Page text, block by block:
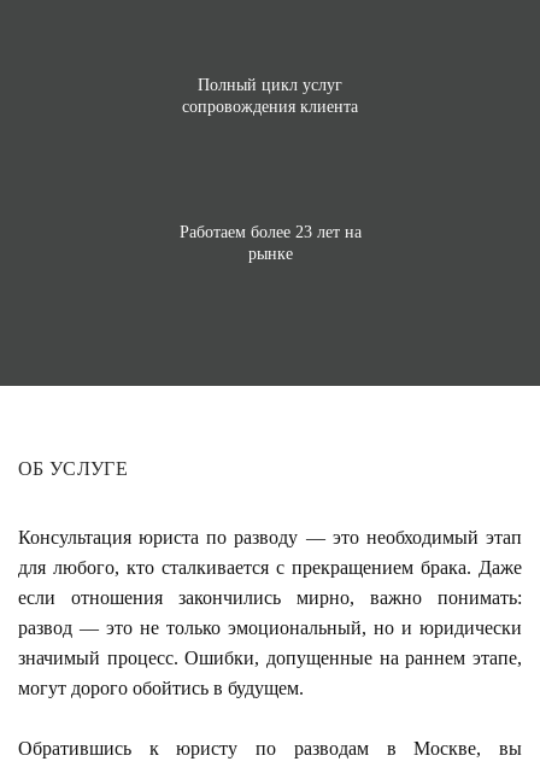
Полный цикл услуг
сопровождения клиента
Работаем более 23 лет на
рынке
ОБ УСЛУГЕ
Консультация юриста по разводу — это необходимый этап
для любого, кто сталкивается с прекращением брака. Даже
если отношения закончились мирно, важно понимать:
развод — это не только эмоциональный, но и юридически
значимый процесс. Ошибки, допущенные на раннем этапе,
могут дорого обойтись в будущем.
Обратившись к юристу по разводам в Москве, вы